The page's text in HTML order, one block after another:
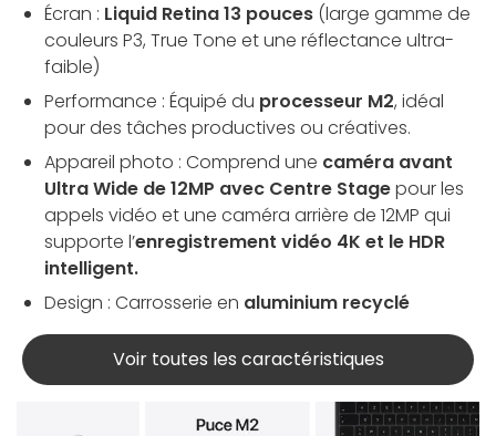
Écran : Liquid Retina 13 pouces (large gamme de
couleurs P3, True Tone et une réflectance ultra-
faible)
Performance : Équipé du processeur M2, idéal
pour des tâches productives ou créatives.
Appareil photo : Comprend une caméra avant
Ultra Wide de 12MP avec Centre Stagepour les
appels vidéo et une caméra arrière de 12MP qui
supporte l’enregistrement vidéo 4K et le HDR
intelligent.
Design : Carrosserie en aluminium recyclé
Voir toutes les caractéristiques